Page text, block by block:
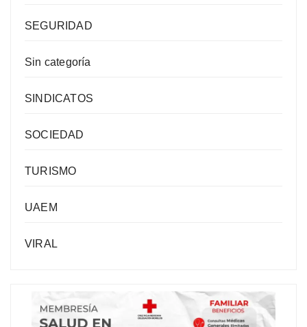
SEGURIDAD
Sin categoría
SINDICATOS
SOCIEDAD
TURISMO
UAEM
VIRAL